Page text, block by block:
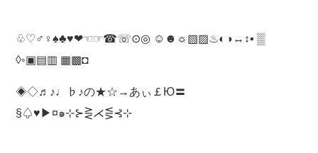
♧♡♂♀♠♣♥❤☜☞☎☏⊙◎ ☺☻☼▧▨♨◐◑↔↕▪ ▒
◊◦▣▤▥ ▦▩◘
◈◇♬♪♩♭♪の★☆→あぃ￡Ю〓
§♤♥▶¤๑⊹⊱⋛⋌⋚⊰⊹